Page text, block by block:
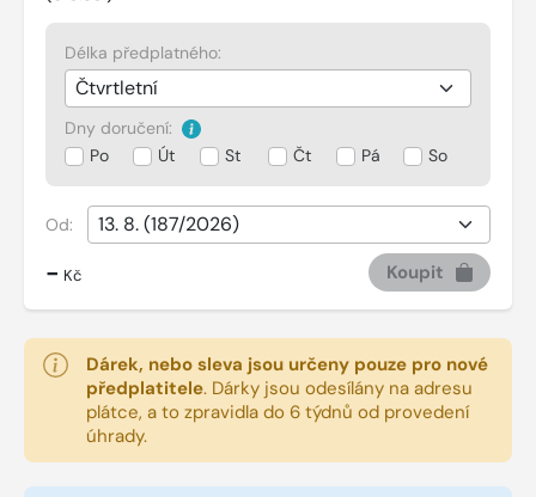
Délka předplatného:
Dny doručení:
Po
Út St Čt Pá So
Od:
- Kč Koupit
Dárek, nebo sleva jsou určeny pouze pro nové
předplatitele. Dárky jsou odesílány na adresu
plátce, a to zpravidla do 6 týdnů od provedení
úhrady.